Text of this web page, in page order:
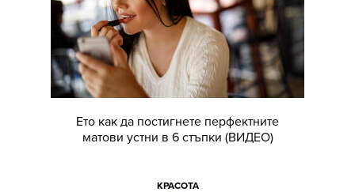
Ето как да постигнете перфектните
матови устни в 6 стъпки (ВИДЕО)
КРАСОТА